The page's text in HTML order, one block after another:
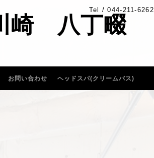
Tel / 044-211-6262
崎 八丁畷
お問い合わせ ヘッドスパ(クリームバス)